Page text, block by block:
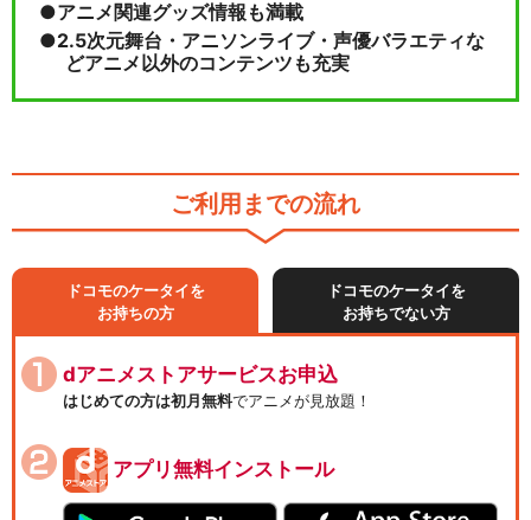
アニメ関連グッズ情報も満載
2.5次元舞台・アニソンライブ・声優バラエティな
どアニメ以外のコンテンツも充実
ご利用までの流れ
ドコモのケータイを
お持ちの方
ドコモのケータイを
お持ちでない方
dアニメストアサービスお申込
はじめての方は初月無料でアニメが見放題！
アプリ無料インストール